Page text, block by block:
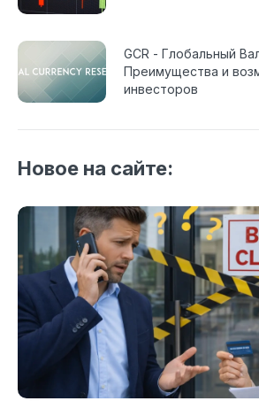
GCR - Глобальный
Преимущества и
инвесторов
Новое на сайте: